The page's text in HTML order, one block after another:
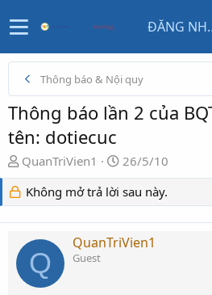
Thông báo & Nội quy
Thông báo lần 2 của
tên: dotiecuc
N
g
ư
ờ
i
k
ở
QuanTriVien1
N
g
à
y
g
ử
26/5/10
Không mở trả lời sau này.
Q
QuanTriVien1
Guest